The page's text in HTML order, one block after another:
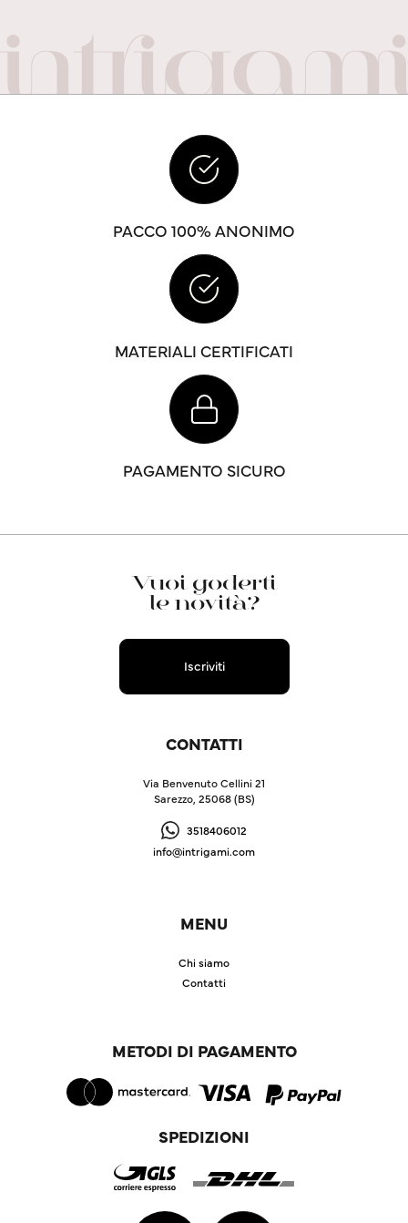
PACCO 100% ANONIMO
MATERIALI CERTIFICATI
PAGAMENTO SICURO
Vuoi goderti
le novità?
Iscriviti
CONTATTI
Via Benvenuto Cellini 21
Sarezzo, 25068 (BS)
3518406012
info@intrigami.com
MENU
Chi siamo
Contatti
METODI DI PAGAMENTO
SPEDIZIONI